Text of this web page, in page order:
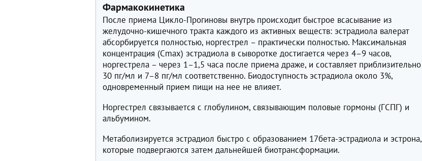
Фармакокинетика
После приема Цикло-Прогиновы внутрь происходит быстрое всасывание из
желудочно-кишечного тракта каждого из активных веществ: эстрадиола валерат
абсорбируется полностью, норгестрел – практически полностью. Максимальная
концентрация (Cmax) эстрадиола в сыворотке достигается через 4–9 часов,
норгестрела – через 1–1,5 часа после приема драже, и составляет приблизительно
30 пг/мл и 7–8 пг/мл соответственно. Биодоступность эстрадиола около 3%,
одновременный прием пищи на нее не влияет.
Норгестрел связывается с глобулином, связывающим половые гормоны (ГСПГ) и
альбумином.
Метаболизируется эстрадиол быстро с образованием 17бета-эстрадиола и эстрона,
которые подвергаются затем дальнейшей биотрансформации.